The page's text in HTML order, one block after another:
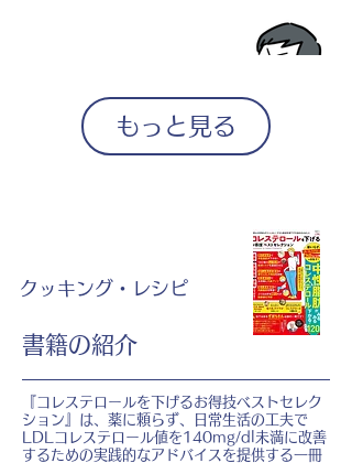
もっと見る
クッキング・レシピ
書籍の紹介
『コレステロールを下げるお得技ベストセレク
ション』は、薬に頼らず、日常生活の工夫で
LDLコレステロール値を140mg/dl未満に改善
するための実践的なアドバイスを提供する一冊